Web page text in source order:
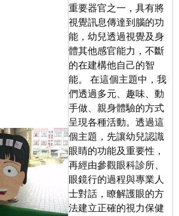
重要器官之一，具有將
視覺訊息傳達到腦的功
能，幼兒透過視覺及身
體其他感官能力，不斷
的在建構他自己的智
能。 在這個主題中，我
們透過多元、趣味、動
手做、親身體驗的方式
呈現各種活動。透過這
個主題，先讓幼兒認識
眼睛的功能及重要性，
再經由參觀眼科診所、
眼鏡行的過程與專業人
士對話，瞭解護眼的方
法建立正確的視力保健